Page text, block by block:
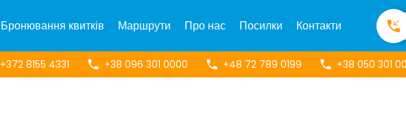
Бронювання квитків Маршрути Про нас Посилки Контакти
+372 8155 4331 +38 096 301 0000 +48 72 789 0199 +38 050 301